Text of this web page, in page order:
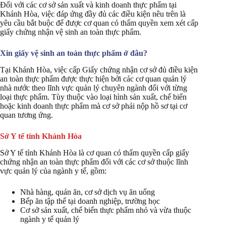
Đối với các cơ sở sản xuất và kinh doanh thực phẩm tại
Khánh Hòa, việc đáp ứng đầy đủ các điều kiện nêu trên là
yêu cầu bắt buộc để được cơ quan có thẩm quyền xem xét cấp
giấy chứng nhận vệ sinh an toàn thực phẩm.
Xin giấy vệ sinh an toàn thực phẩm ở đâu?
Tại Khánh Hòa, việc cấp Giấy chứng nhận cơ sở đủ điều kiện
an toàn thực phẩm được thực hiện bởi các cơ quan quản lý
nhà nước theo lĩnh vực quản lý chuyên ngành đối với từng
loại thực phẩm. Tùy thuộc vào loại hình sản xuất, chế biến
hoặc kinh doanh thực phẩm mà cơ sở phải nộp hồ sơ tại cơ
quan tương ứng.
Sở Y tế tỉnh Khánh Hòa
Sở Y tế tỉnh Khánh Hòa là cơ quan có thẩm quyền cấp giấy
chứng nhận an toàn thực phẩm đối với các cơ sở thuộc lĩnh
vực quản lý của ngành y tế, gồm:
Nhà hàng, quán ăn, cơ sở dịch vụ ăn uống
Bếp ăn tập thể tại doanh nghiệp, trường học
Cơ sở sản xuất, chế biến thực phẩm nhỏ và vừa thuộc
ngành y tế quản lý